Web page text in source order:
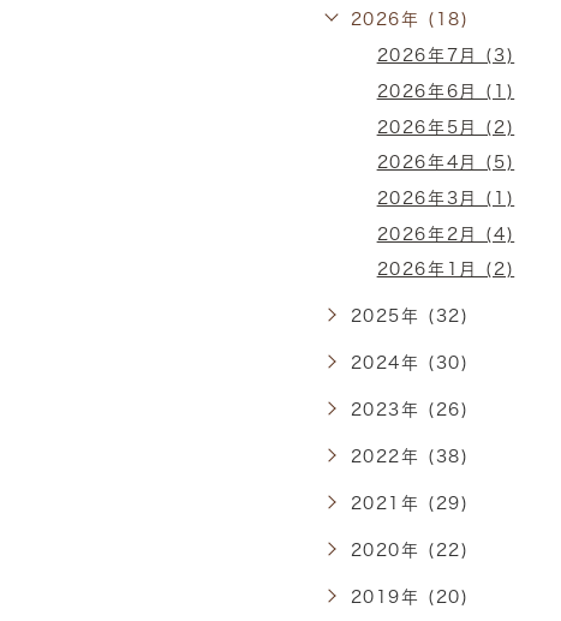
2026年 (18)
2026年7月 (3)
2026年6月 (1)
2026年5月 (2)
2026年4月 (5)
2026年3月 (1)
2026年2月 (4)
2026年1月 (2)
2025年 (32)
2024年 (30)
2023年 (26)
2022年 (38)
2021年 (29)
2020年 (22)
2019年 (20)